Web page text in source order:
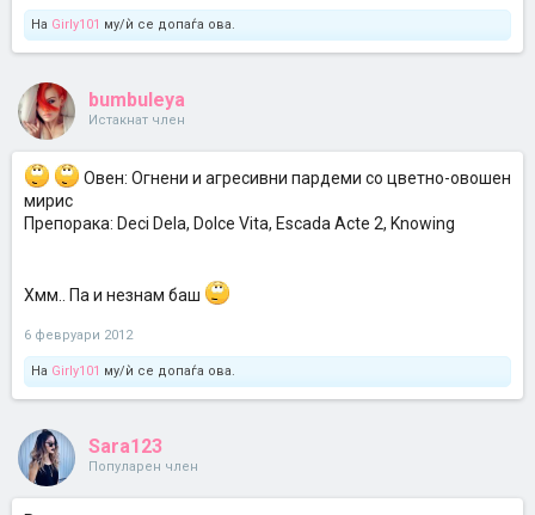
На Girly101 му/ѝ се допаѓа ова.
bumbuleya
Истакнат член
Овен: Огнени и агресивни пардеми со цветно-овошен
мирис
Препорака: Deci Dela, Dolce Vita, Escada Acte 2, Knowing
Хмм.. Па и незнам баш
6 февруари 2012
На Girly101 му/ѝ се допаѓа ова.
Sara123
Популарен член